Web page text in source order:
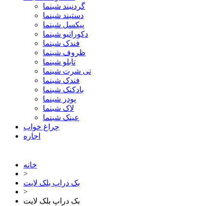
گردنبند شبنما
دستبند شبنما
پیکسل شبنما
دکوراتیو شبنما
فندک شبنما
ظروف شبنما
تابلو شبنما
تی شرت شبنما
فندک شبنما
بادکنک شبنما
پودر شبنما
لاک شبنما
عینک شبنما
چراغ خواب
اجاره
خانه
>
بک دراپ بلک لایت
>
بک دراپ بلک لایت